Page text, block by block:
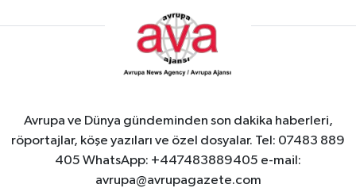
Avrupa ve Dünya gündeminden son dakika haberleri,
röportajlar, köşe yazıları ve özel dosyalar. Tel: 07483 889
405 WhatsApp: +447483889405 e-mail:
avrupa@avrupagazete.com